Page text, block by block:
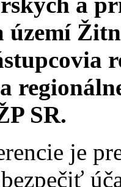
území
SR.
je